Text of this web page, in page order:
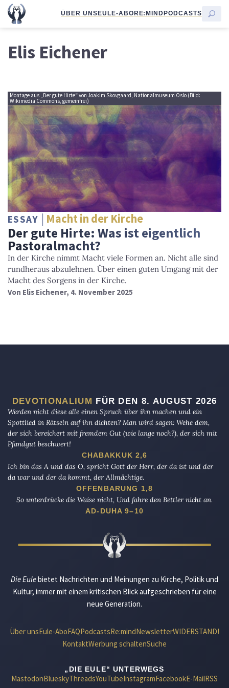
ÜBER UNSEULE-ABORE:MINDPODCASTS
Elis Eichener
Montage aus „Der gute Hirte“ von Joakim Skovgaard, Nationalmuseum Oslo (Bild:
Wikimedia Commons, gemeinfrei)
ESSAY Macht in der Kirche
Der gute Hirte: Was ist eigentlich
Pastoralmacht?
In der Kirche nimmt Macht viele Formen an. Nicht alle sind
rundheraus abzulehnen. Über einen guten Umgang mit der
Macht des Sorgens in der Kirche.
Von Elis Eichener, 4. November 2025
DEVOTIONALIUM FÜR DEN 8. AUGUST 2026
Werden nicht diese alle einen Spruch über ihn machen und ein
Spottlied in Rätseln auf ihn dichten? Man wird sagen: Wehe dem,
der sich bereichert mit fremdem Gut (wie lange noch?), der sich mit
Pfandgut beschwert!
CHABAKKUK 2,6
Ich bin das A und das O, spricht Gott der Herr, der da ist und der
da war und der da kommt, der Allmächtige.
OFFENBARUNG 1,8
So unterdrücke die Waise nicht, Und fahre den Bettler nicht an.
AD-DUHA 9–10
Die Eulebietet Nachrichten und Meinungen zu Kirche, Politik und
Kultur, immer mit einem kritischen Blick aufgeschrieben für eine
neue Generation.
Über unsEule-AboFAQPodcastsRe:mindNewsletterWIDERSTAND!
KontaktWerbung schaltenSuche
„DIE EULE“ UNTERWEGS
MastodonBlueskyThreadsYouTubeInstagramFacebookE-MailRSS